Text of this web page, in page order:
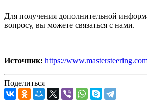
Для получения дополнительной
вопросу, вы можете связаться с нами.
Источник: https://
Поделиться